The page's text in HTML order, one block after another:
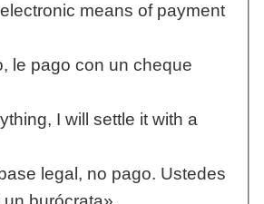
means of payment
le pago con un cheque
I will settle it with a
legal, no pago. Ustedes